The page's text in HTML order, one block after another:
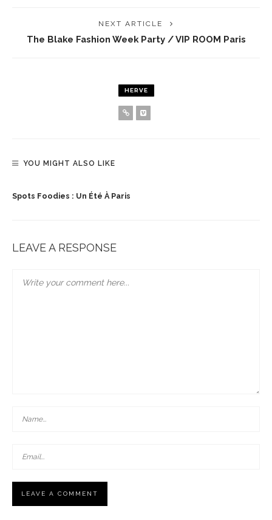
NEXT ARTICLE
The Blake Fashion Week Party / VIP ROOM Paris
HERVE
YOU MIGHT ALSO LIKE
Spots Foodies : Un Été À Paris
LEAVE A RESPONSE